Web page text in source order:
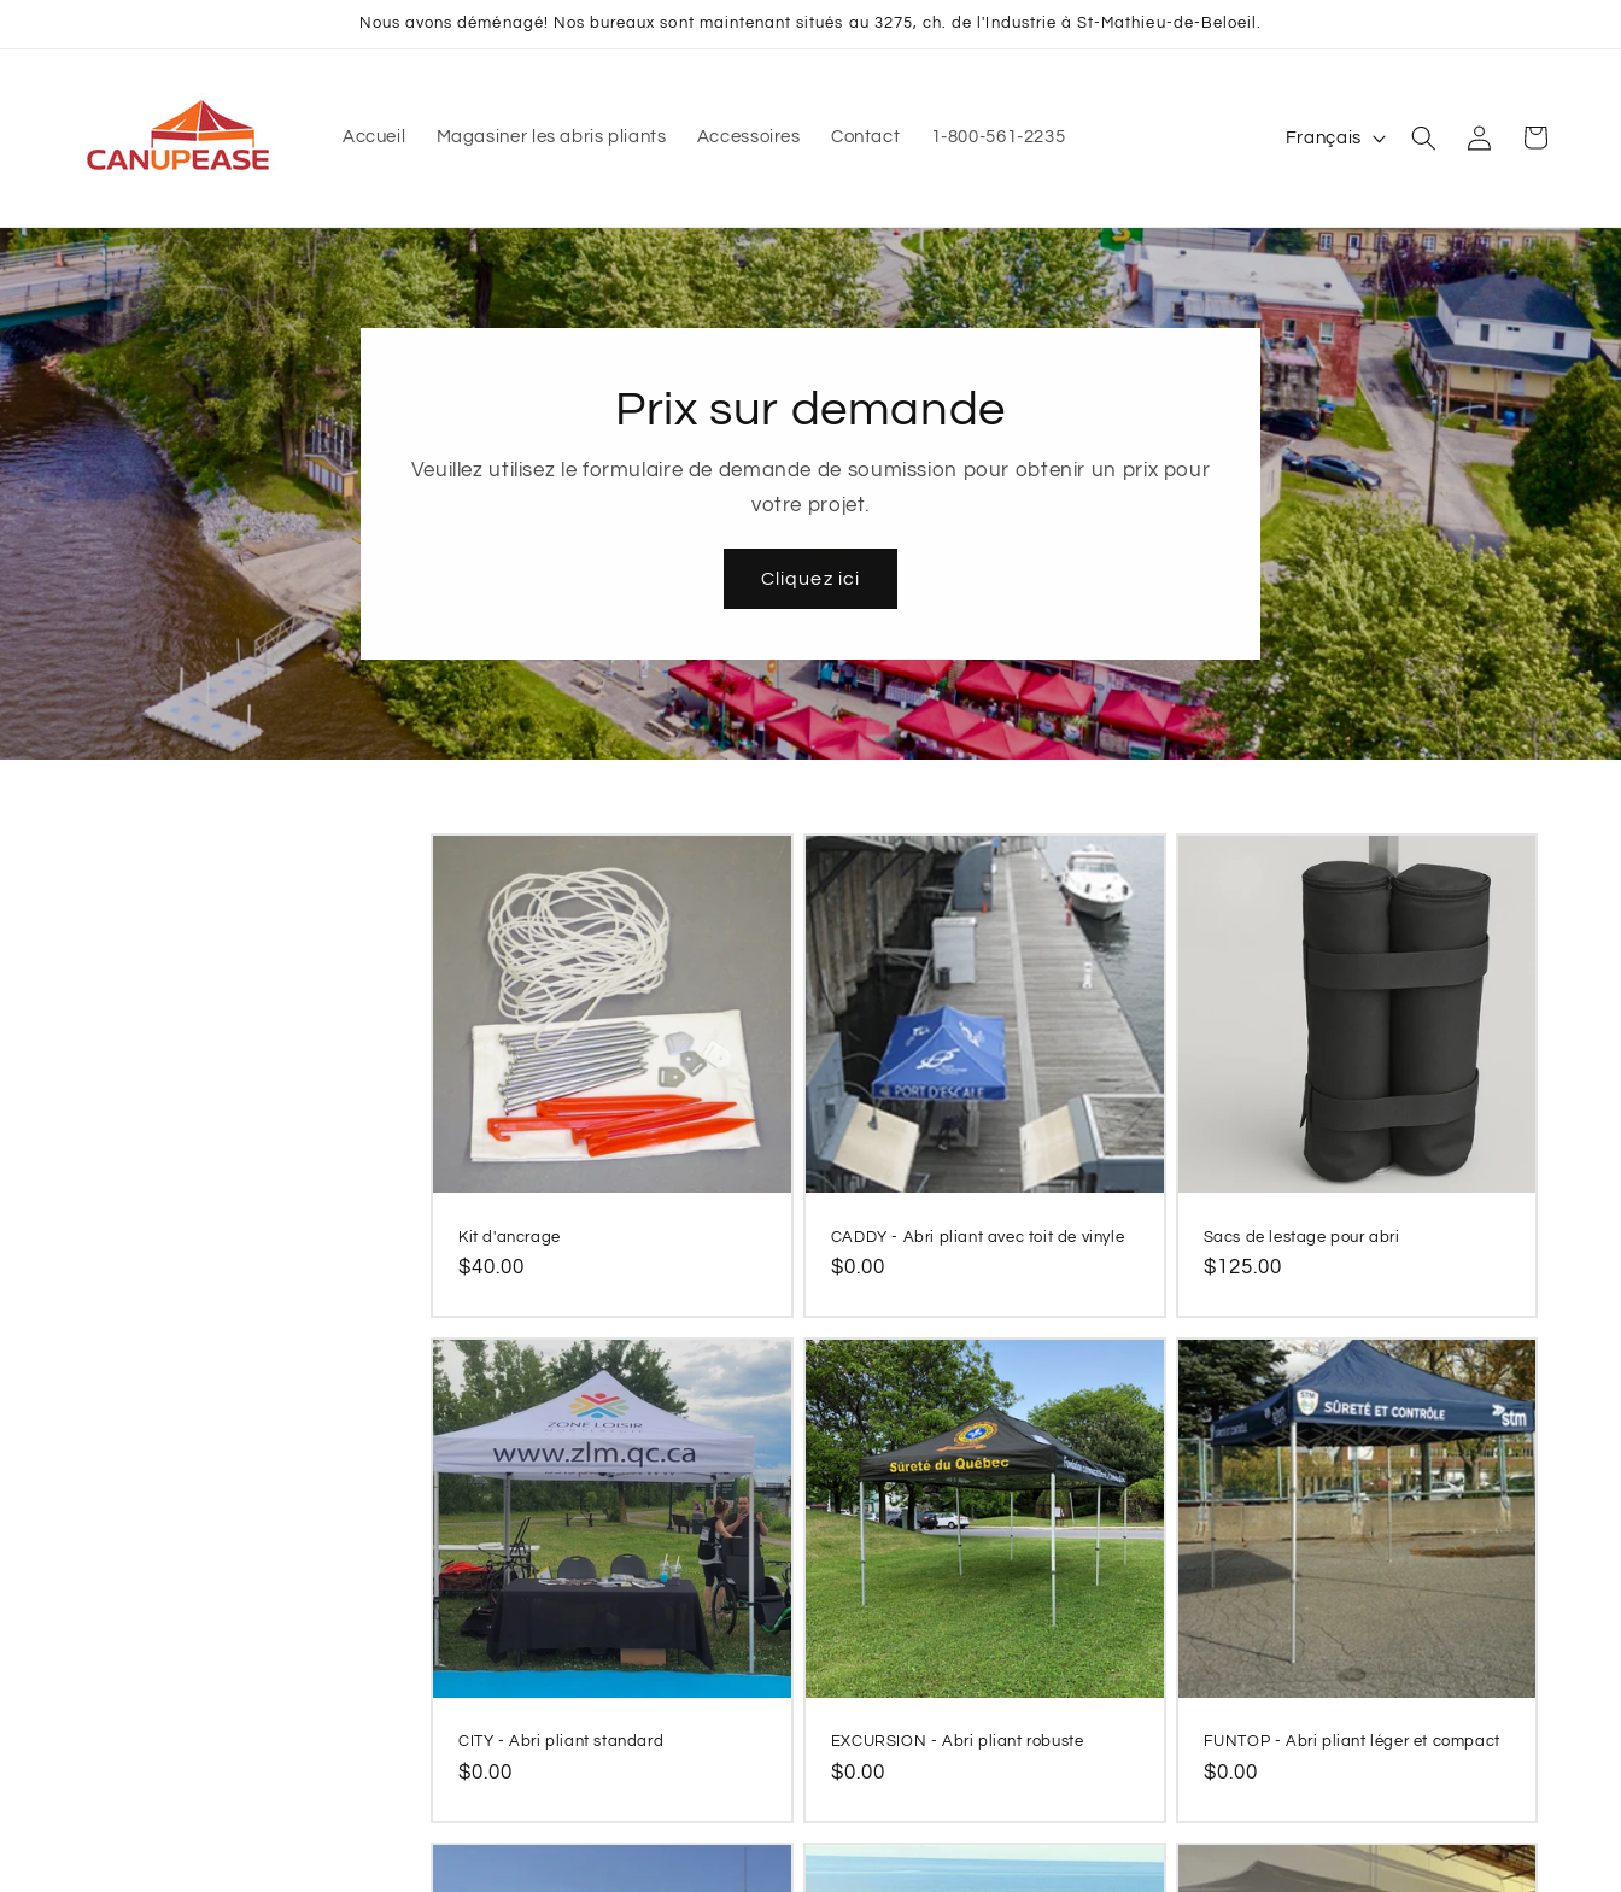
Nous avons déménagé! Nos bureaux sont maintenant situés au 3275, ch. de l'Industrie à St-Mathieu-de-Beloeil.
Accueil Magasiner les abris pliants Accessoires Contact 1-800-561-2235
g
u
e
Français ConnexionPanier
Prix sur demande
Veuillez utilisez le formulaire de demande de soumission pour obtenir un prix pour
votre projet.
Cliquez ici
Kit d'ancrage
Prix
$40.00
CADDY - Abri pliant avec toit de vinyle
Prix
$0.00
Sacs de lestage pour abri
Prix
$125.00
CITY - Abri pliant standard
Prix
$0.00
EXCURSION - Abri pliant robuste
Prix
$0.00
FUNTOP - Abri pliant léger et compact
Prix
$0.00